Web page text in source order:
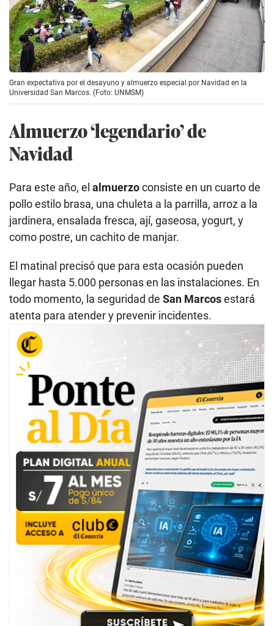
Gran expectativa por el desayuno y almuerzo especial por Navidad en la
Universidad San Marcos. (Foto: UNMSM)
Almuerzo ‘legendario’ de
Navidad
Para este año, el almuerzoconsiste en un cuarto de
pollo estilo brasa, una chuleta a la parrilla, arroz a la
jardinera, ensalada fresca, ají, gaseosa, yogurt, y
como postre, un cachito de manjar.
El matinal precisó que para esta ocasión pueden
llegar hasta 5.000 personas en las instalaciones. En
todo momento, la seguridad de San Marcosestará
atenta para atender y prevenir incidentes.